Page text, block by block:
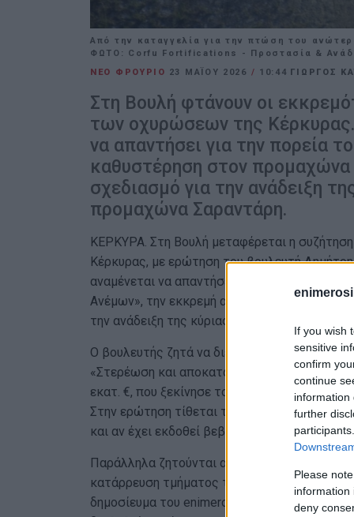
If you wish
sensitive
confirm
continue
information
further
Please
information
deny
Από την καταγγελία για την πτώση του
ΦΩΤΟ: Corfu Fortifications - Προστασία &
NEO ΦΡΟΥΡΙΟ 23 ΜΑΪ́ΟΥ 2026 / 10:44 ΓΙΩΡΓΟΣ
Στη Βουλή φτάνουν οι
των οχυρώσεων της
να απαντήσει για την πορεία
καθυστέρηση στον
σχεδιασμό για την ανάδειξη
προμαχώνα Σαραντάρη.
ΚΕΡΚΥΡΑ. Στη Βουλή μεταφέρεται η
Κέρκυρας, με ερώτηση του βουλευτή
αναμένεται να απαντήσει για την πορεία
Ανέμων», την εκκρεμή αποκατάσταση του
την ανάδειξη της κύριας τάφρου του
Ο βουλευτής ζητά να διευκρινιστεί εάν
«Στερέωση και αποκατάσταση του
εκατ. €, που ξεκίνησε το 2023 και είχε
Στην ερώτηση τίθεται το ζήτημα
και αν έχει εκδοθεί βεβαίωση περαίωσης ή
Παράλληλα ζητούνται απαντήσεις για τον
κατάρρευση τμήματος του βόρειου
δημοσίευμα του enimerosi.com που